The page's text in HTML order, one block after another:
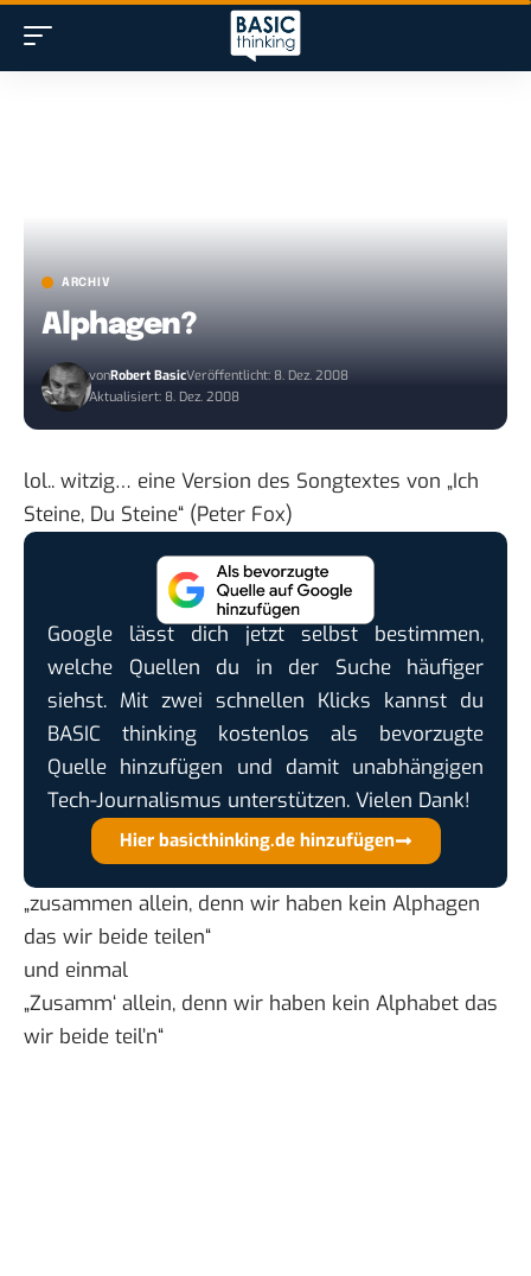
ARCHIV
Alphagen?
vonRobert BasicVeröffentlicht: 8. Dez. 2008
Aktualisiert: 8. Dez. 2008
lol.. witzig… eine Version des Songtextes von „Ich
Steine, Du Steine“ (Peter Fox)
Google lässt dich jetzt selbst bestimmen,
welche Quellen du in der Suche häufiger
siehst. Mit zwei schnellen Klicks kannst du
BASIC thinking kostenlos als bevorzugte
Quelle hinzufügen und damit unabhängigen
Tech-Journalismus unterstützen. Vielen Dank!
Hier basicthinking.de hinzufügen
„zusammen allein, denn wir haben kein Alphagen
das wir beide teilen“
und einmal
„Zusamm‘ allein, denn wir haben kein Alphabet das
wir beide teil’n“